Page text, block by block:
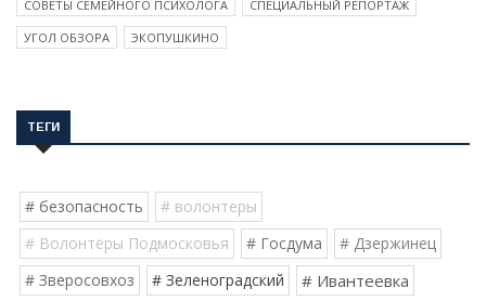
СОВЕТЫ СЕМЕЙНОГО ПСИХОЛОГА
СПЕЦИАЛЬНЫЙ РЕПОРТАЖ
УГОЛ ОБЗОРА
ЭКОПУШКИНО
ТЕГИ
# безопасность
# волонтеры
# Волонтёры Подмосковья
# Госдума
# Дзержинец
# Зверосовхоз
# Зеленоградский # Ивантеевка